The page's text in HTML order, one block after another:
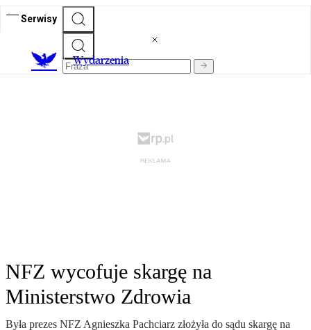
Serwisy
Wydarzenia
NFZ wycofuje skargę na
Ministerstwo Zdrowia
Była prezes NFZ Agnieszka Pachciarz złożyła do sądu skargę na